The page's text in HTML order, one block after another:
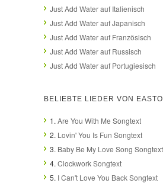
Just Add Water auf Italienisch
Just Add Water auf Japanisch
Just Add Water auf Französisch
Just Add Water auf Russisch
Just Add Water auf Portugiesisch
BELIEBTE LIEDER VON
1. Are You With Me Songtext
2. Lovin' You Is Fun Songtext
3. Baby Be My Love Song Songtext
4. Clockwork Songtext
5. I Can't Love You Back Songtext